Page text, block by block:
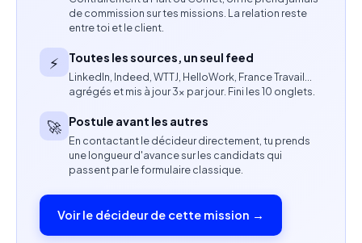
Compétences attendues
Expérience en marketing avec production ou
gestion de documents marketing.
Maîtrise de Microsoft Word, Excel et PowerPoint.
Expérience dans la création et l’édition de
supports marketing variés.
Formation Bac+ ou équivalent en marketing,
de commission sur tes missions. La relation reste
entre toi et le client.
⚡ Toutes les sources, un seul feed
LinkedIn, Indeed, WTTJ, HelloWork, France Travail…
agrégés et mis à jour 3× par jour. Fini les 10 onglets.
🚀 Postule avant les autres
En contactant le décideur directement, tu prends
une longueur d'avance sur les candidats qui
passent par le formulaire classique.
Voir le décideur de cette mission →